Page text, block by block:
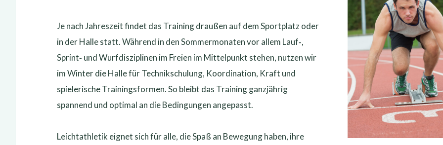
Je nach Jahreszeit findet das Training draußen auf dem Sportplatz oder
in der Halle statt. Während in den Sommermonaten vor allem Lauf‑,
Sprint‑ und Wurfdisziplinen im Freien im Mittelpunkt stehen, nutzen wir
im Winter die Halle für Technikschulung, Koordination, Kraft und
spielerische Trainingsformen. So bleibt das Training ganzjährig
spannend und optimal an die Bedingungen angepasst.
Leichtathletik eignet sich für alle, die Spaß an Bewegung haben, ihre